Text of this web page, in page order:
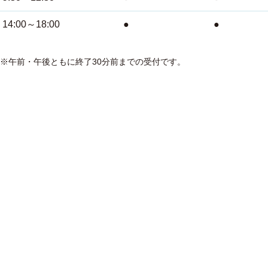
14:00～18:00 ● ●
※午前・午後ともに終了30分前までの受付です。